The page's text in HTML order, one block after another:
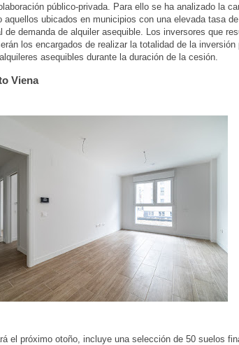
público-privada. Para ello se ha analizado la
aquellos ubicados en municipios con una elevada tasa
de demanda de alquiler asequible. Los inversores que
los encargados de realizar la totalidad de la inversión
asequibles durante la duración de la cesión.
Viena
el próximo otoño, incluye una selección de 50 suelos